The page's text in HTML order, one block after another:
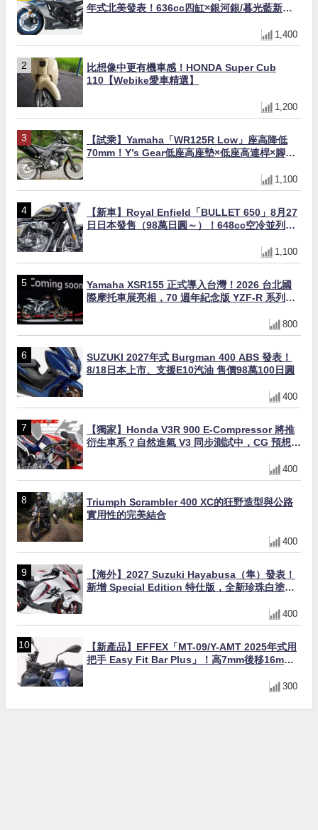
年式北美發表！636cc四缸×銀河銀/暮光藍新色
1,400
比想像中更有機車感！HONDA Super Cub
110【Webike愛車精選】
1,200
【試乘】Yamaha「WR125R Low」座高降低
70mm！Y’s Gear低座高座墊×低座高連桿×腳踏
1,100
【新車】Royal Enfield「BULLET 650」8月27
日日本發售（98萬日圓～）！648cc空冷並列雙
1,100
Yamaha XSR155 正式導入台灣！2026 台北國
際摩托車展亮相，70 週年紀念版 YZF-R 系列限
800
SUZUKI 2027年式 Burgman 400 ABS 發表！
8/18日本上市、支援E10汽油 售價98萬100日圓
400
【獨家】Honda V3R 900 E-Compressor 將推
衍生車系？自然進氣 V3 同步測試中，CG 預想曝
400
Triumph Scrambler 400 XC的狂野造型與公路
實用性的完美結合
400
【海外】2027 Suzuki Hayabusa（隼）發表！
新增 Special Edition 特仕版，全新珍珠白塗裝
400
【新產品】EFFEX「MT-09/Y-AMT 2025年式用
把手 Easy Fit Bar Plus」！高7mm後移16mm
300